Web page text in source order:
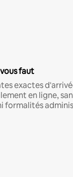
faut
exactes
en ligne,
formalités